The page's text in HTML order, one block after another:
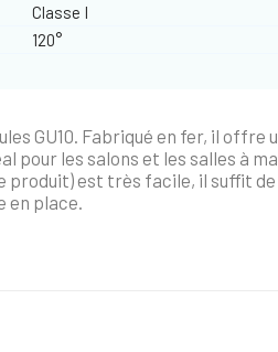
Classe I
120°
GU10. Fabriqué en fer, il offre
pour les salons et les salles à
produit) est très facile, il suffit
place.